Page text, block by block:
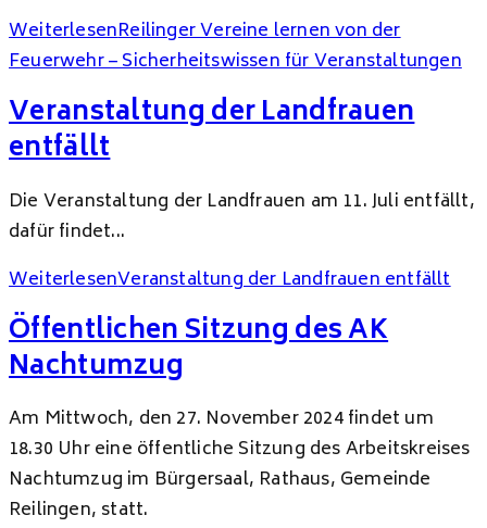
WeiterlesenReilinger Vereine lernen von der
Feuerwehr – Sicherheitswissen für Veranstaltungen
Veranstaltung der Landfrauen
entfällt
Die Veranstaltung der Landfrauen am 11. Juli entfällt,
dafür findet...
WeiterlesenVeranstaltung der Landfrauen entfällt
Öffentlichen Sitzung des AK
Nachtumzug
Am Mittwoch, den 27. November 2024 findet um
18.30 Uhr eine öffentliche Sitzung des Arbeitskreises
Nachtumzug im Bürgersaal, Rathaus, Gemeinde
Reilingen, statt.